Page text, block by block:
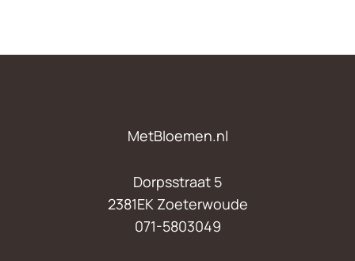
MetBloemen.nl
Dorpsstraat 5
2381EK Zoeterwoude
071-5803049